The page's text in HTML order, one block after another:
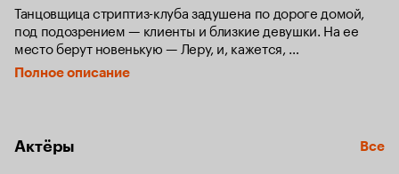
Танцовщица стриптиз-клуба задушена по дороге домой,
под подозрением — клиенты и близкие девушки. На ее
место берут новенькую — Леру, и, кажется,
она единственная, кто сохраняет спокойствие в этой
ситуации. Вскоре еще одну стриптизершу из клуба
где каждый день разгуливает на свободе потенциальный
убийца.
Полное описание
Актёры Все